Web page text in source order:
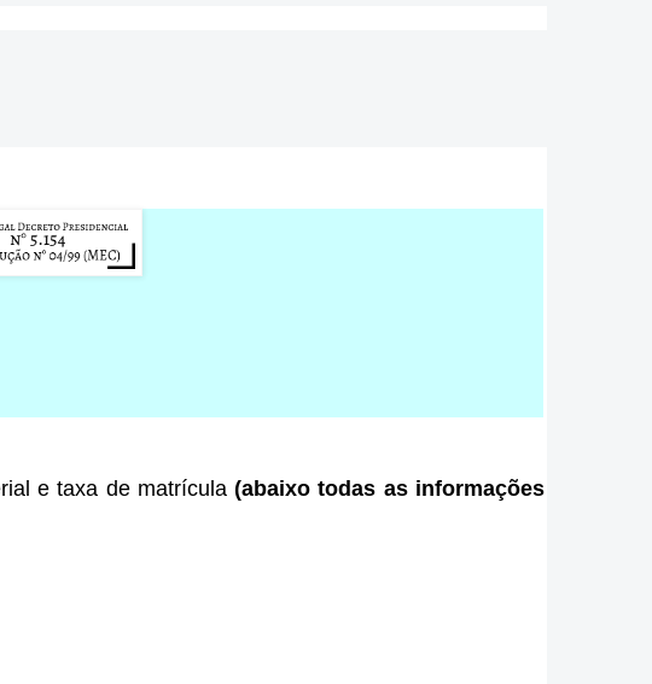
e taxa de matrícula(abaixo todas as informações